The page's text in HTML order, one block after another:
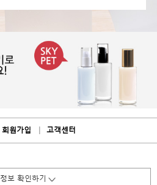
회원가입 고객센터
보 확인하기